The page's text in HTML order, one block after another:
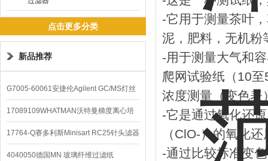
点击更多分类
新品推荐
G7005-60061安捷伦Agilent GC/MS灯丝
配件
17089109WHATMAN沃特曼梯度离心培
养基
17764-Q赛多利斯Minisart RC25针头滤器
4040050德国MN 玻璃纤维过滤纸
-它用于测量茶叶
泥，肥料，无机粉
-用于测量大气和
爬网试验纸（10
浓度测量（变色
-它是通过氧化还
（ClO-）的氧化
-通过比较标准变